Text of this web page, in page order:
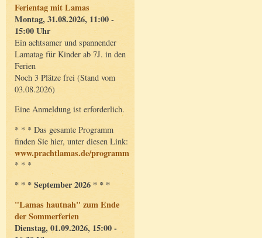
Ferientag mit Lamas
Montag, 31.08.2026, 11:00 -
15:00 Uhr
Ein achtsamer und spannender
Lamatag für Kinder ab 7J. in den
Ferien
Noch 3 Plätze frei (Stand vom
03.08.2026)
Eine Anmeldung ist erforderlich.
* * * Das gesamte Programm
finden Sie hier, unter diesen Link:
www.prachtlamas.de/programm
* * *
* * * September 2026 * * *
"Lamas hautnah" zum Ende
der Sommerferien
Dienstag, 01.09.2026, 15:00 -